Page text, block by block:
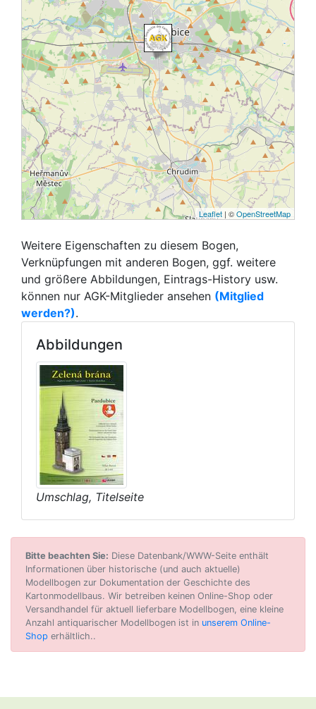
Leaflet | ©OpenStreetMap
Weitere Eigenschaften zu diesem Bogen,
Verknüpfungen mit anderen Bogen, ggf. weitere
und größere Abbildungen, Eintrags-History usw.
können nur AGK-Mitglieder ansehen (Mitglied
werden?).
Abbildungen
Umschlag, Titelseite
Bitte beachten Sie: Diese Datenbank/WWW-Seite enthält
Informationen über historische (und auch aktuelle)
Modellbogen zur Dokumentation der Geschichte des
Kartonmodellbaus. Wir betreiben keinen Online-Shop oder
Versandhandel für aktuell lieferbare Modellbogen, eine kleine
Anzahl antiquarischer Modellbogen ist in unserem Online-
Shop erhältlich..